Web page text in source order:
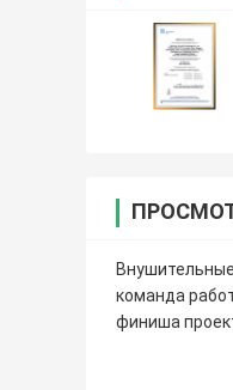
команда
финиша